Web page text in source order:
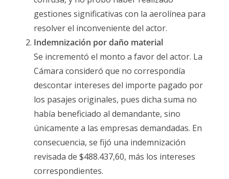
gestiones significativas con la aerolínea para
resolver el inconveniente del actor.
Indemnización por daño material
Se incrementó el monto a favor del actor. La
Cámara consideró que no correspondía
descontar intereses del importe pagado por
los pasajes originales, pues dicha suma no
había beneficiado al demandante, sino
únicamente a las empresas demandadas. En
consecuencia, se fijó una indemnización
revisada de $488.437,60, más los intereses
correspondientes.